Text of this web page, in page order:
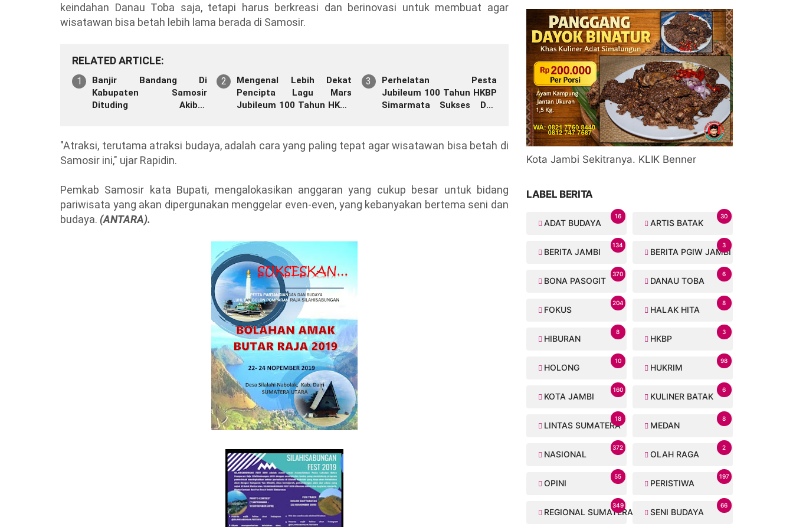
keindahan Danau Toba saja, tetapi harus berkreasi dan berinovasi untuk membuat agar
wisatawan bisa betah lebih lama berada di Samosir.
RELATED ARTICLE
Banjir Bandang Di
Kabupaten Samosir
Dituding Akibat
Mengenal Lebih Dekat
Pencipta Lagu Mars
Jubileum 100 Tahun HKBP
Perhelatan Pesta
Jubileum 100 Tahun HKBP
Simarmata Sukses Dan
"Atraksi, terutama atraksi budaya, adalah cara yang paling tepat agar wisatawan bisa betah di
Samosir ini," ujar Rapidin.
Pemkab Samosir kata Bupati, mengalokasikan anggaran yang cukup besar untuk bidang
pariwisata yang akan dipergunakan menggelar even-even, yang kebanyakan bertema seni dan
budaya. (ANTARA).
Kota Jambi Sekitranya. KLIK Benner
LABEL BERITA
ADAT BUDAYA
16
ARTIS BATAK
30
BERITA JAMBI
134
BERITA PGIW JAMBI
3
BONA PASOGIT
370
DANAU TOBA
6
FOKUS
204
HALAK HITA
8
HIBURAN
8
HKBP
3
HOLONG
10
HUKRIM
98
KOTA JAMBI
160
KULINER BATAK
6
LINTAS SUMATERA
18
MEDAN
8
NASIONAL
372
OLAH RAGA
2
OPINI
55
PERISTIWA
197
REGIONAL SUMATERA
349
SENI BUDAYA
66